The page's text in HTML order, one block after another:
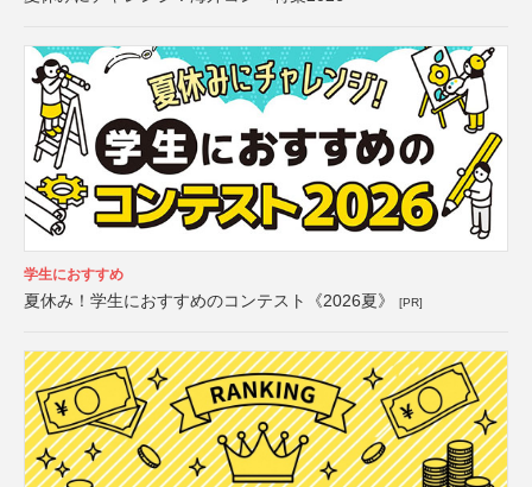
学生におすすめ
夏休み！学生におすすめのコンテスト《2026夏》 [PR]